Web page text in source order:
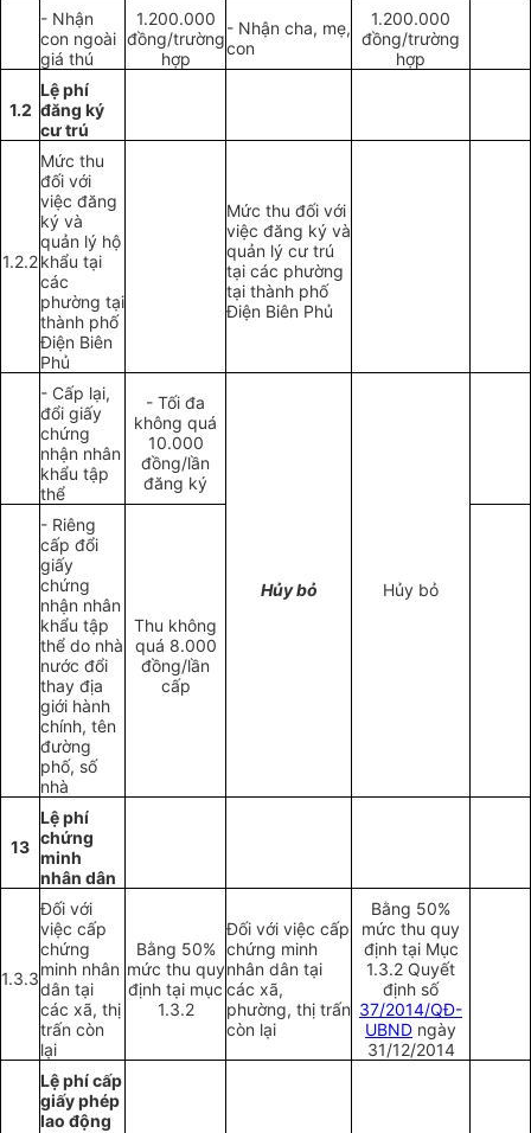
- Nhận
con ngoài
giá thú
1.200.000
đồng/trường
hợp
- Nhận cha, mẹ,
con
1.200.000
đồng/trường
hợp
1.2
Lệ phí
đăng ký
cư trú
1.2.2
Mức thu
đối với
việc đăng
ký và
quản lý hộ
khẩu tại
các
phường tại
thành phố
Điện Biên
Phủ
Mức thu đối với
việc đăng ký và
quản lý cư trú
tại các phường
tại thành phố
Điện Biên Phủ
- Cấp lại,
đổi giấy
chứng
nhận nhân
khẩu tập
thể
- Tối đa
không quá
10.000
đồng/lần
đăng ký
Hủy bỏ Hủy bỏ
- Riêng
cấp đổi
giấy
chứng
nhận nhân
khẩu tập
thể do nhà
nước đổi
thay địa
giới hành
chính, tên
đường
phố, số
nhà
Thu không
quá 8.000
đồng/lần
cấp
13
Lệ phí
chứng
minh
nhân dân
1.3.3
Đối với
việc cấp
chứng
minh nhân
dân tại
các xã, thị
trấn còn
lại
Bằng 50%
mức thu quy
định tại mục
1.3.2
Đối với việc cấp
chứng minh
nhân dân tại
các xã,
phường, thị trấn
còn lại
Bằng 50%
mức thu quy
định tại Mục
1.3.2 Quyết
định số
37/2014/QĐ-
UBND ngày
31/12/2014
Lệ phí cấp
giấy phép
lao động